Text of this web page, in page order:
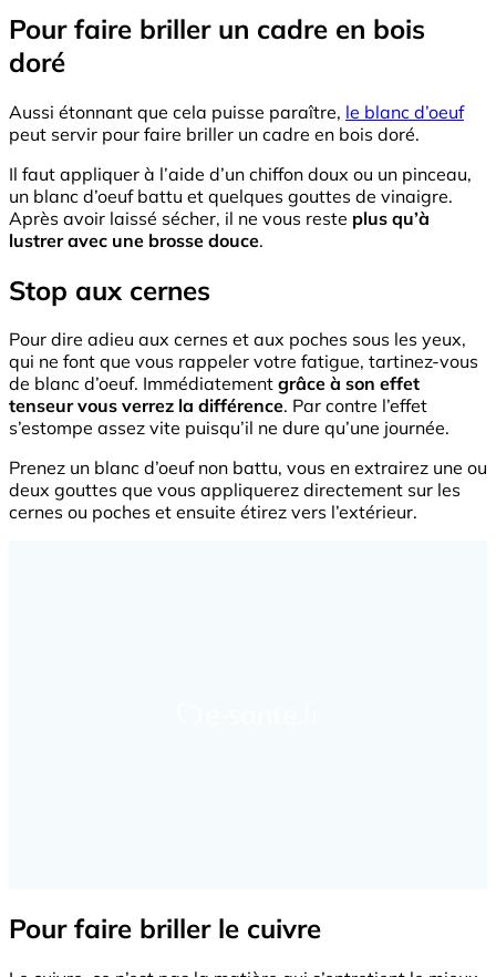
Pour faire briller un cadre en bois
doré
Aussi étonnant que cela puisse paraître, le blanc d’oeuf
peut servir pour faire briller un cadre en bois doré.
Il faut appliquer à l’aide d’un chiffon doux ou un pinceau,
un blanc d’oeuf battu et quelques gouttes de vinaigre.
Après avoir laissé sécher, il ne vous reste plus qu’à
lustrer avec une brosse douce.
Stop aux cernes
Pour dire adieu aux cernes et aux poches sous les yeux,
qui ne font que vous rappeler votre fatigue, tartinez-vous
de blanc d’oeuf. Immédiatement grâce à son effet
tenseur vous verrez la différence. Par contre l’effet
s’estompe assez vite puisqu’il ne dure qu’une journée.
Prenez un blanc d’oeuf non battu, vous en extrairez une ou
deux gouttes que vous appliquerez directement sur les
cernes ou poches et ensuite étirez vers l’extérieur.
Pour faire briller le cuivre